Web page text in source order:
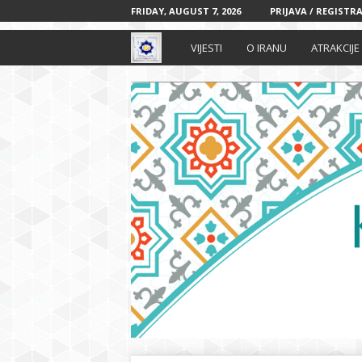
FRIDAY, AUGUST 7, 2026 PRIJAVA /
r
a
n
s
k
i
k
VIJESTI O IRANU ATRAKCIJE